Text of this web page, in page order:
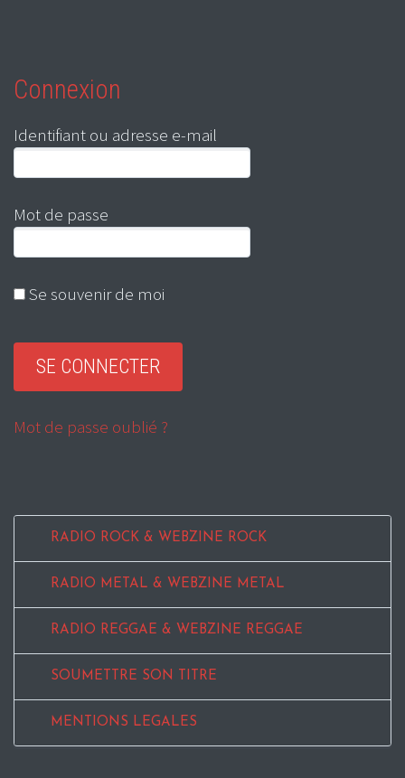
Connexion
Identifiant ou adresse e-mail
Mot de passe
Se souvenir de moi
Mot de passe oublié ?
RADIO ROCK & WEBZINE ROCK
RADIO METAL & WEBZINE METAL
RADIO REGGAE & WEBZINE REGGAE
SOUMETTRE SON TITRE
MENTIONS LEGALES